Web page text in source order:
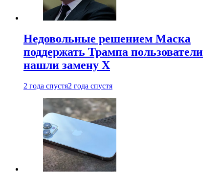
Недовольные решением Маска
поддержать Трампа пользователи
нашли замену X
2 года спустя2 года спустя